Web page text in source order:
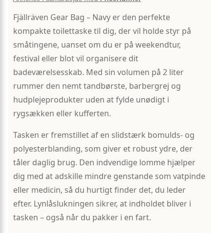
Fjällräven Gear Bag – Navy er den perfekte
kompakte toilettaske til dig, der vil holde styr på
småtingene, uanset om du er på weekendtur,
festival eller blot vil organisere dit
badeværelsesskab. Med sin volumen på 2 liter
rummer den nemt tandbørste, barbergrej og
hudplejeprodukter uden at fylde unødigt i
rygsækken eller kufferten.
Tasken er fremstillet af en slidstærk bomulds- og
polyesterblanding, som giver et robust ydre, der
tåler daglig brug. Den indvendige lomme hjælper
dig med at adskille mindre genstande som vatpinde
eller medicin, så du hurtigt finder det, du leder
efter. Lynlåslukningen sikrer, at indholdet bliver i
tasken – også når du pakker i en fart.